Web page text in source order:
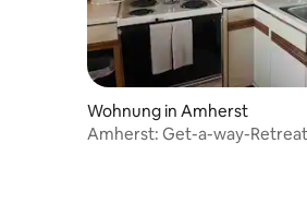
Wohnung in Amherst
Amherst: Get-a-way-Retreat